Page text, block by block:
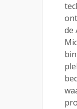
de